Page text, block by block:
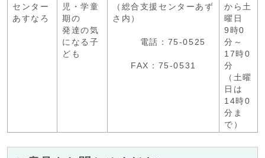
センター
あすなろ
児・学童
期の
発達の気
になる子
ども
（総合支援センターあず
さ内）
電話：75-0525
FAX：75-0531
から土
曜日
9時0
分～
17時0
分
（土曜
日は
14時0
分ま
で）